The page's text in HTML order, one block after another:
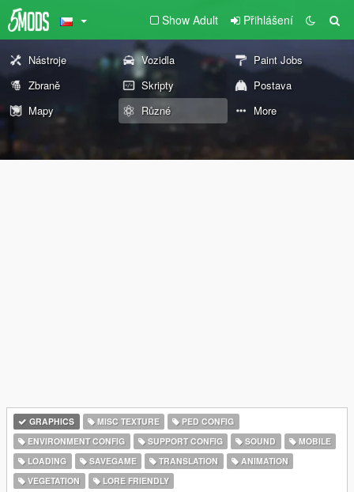
Show Adult Přihlášení
Nástroje Vozidla
Paint Jobs
Zbraně
Skripty
Postava
Mapy
Různé More
GRAPHICS MISC TEXTURE
PED CONFIG
ENVIRONMENT CONFIG
SUPPORT CONFIG SOUND
MOBILE
LOADING
SAVEGAME TRANSLATION
ANIMATION
VEGETATION
LORE FRIENDLY